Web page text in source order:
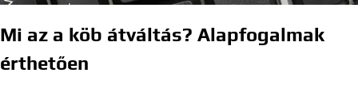
Mi az a köb átváltás? Alapfogalmak
érthetően